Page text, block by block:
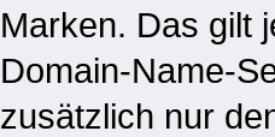
Marken. Das gilt
Domain-Name-
zusätzlich nur